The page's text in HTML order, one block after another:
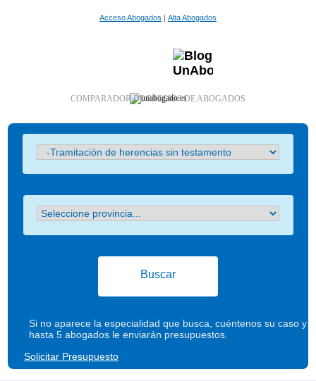
Acceso Abogados |Alta Abogados
COMPARADOR DE PRECIOS DE ABOGADOS
Buscar
Si no aparece la especialidad que busca, cuéntenos su caso y
hasta 5 abogados le enviarán presupuestos.
Solicitar Presupuesto